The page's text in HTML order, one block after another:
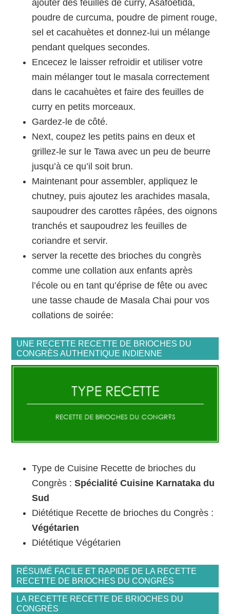
ajouter des feuilles de curry, Asafoetida,
poudre de curcuma, poudre de piment rouge,
sel et cacahuètes et donnez-lui un mélange
pendant quelques secondes.
Encecez le laisser refroidir et utiliser votre
main mélanger tout le masala correctement
dans le cacahuètes et faire des feuilles de
curry en petits morceaux.
Gardez-le de côté.
Next, coupez les petits pains en deux et
grillez-le sur le Tawa avec un peu de beurre
jusqu’à ce qu’il soit brun.
Maintenant pour assembler, appliquez le
chutney, puis ajoutez les arachides masala,
saupoudrer des carottes râpées, des oignons
tranchés et saupoudrez les feuilles de
coriandre et servir.
server la recette des brioches du congrès
comme une collation aux enfants après
l’école ou en tant qu’éprise de fête ou avec
une tasse chaude de Masala Chai pour vos
collations de soirée:
UNE RECETTE RECETTE DE BRIOCHES DU
CONGRÈS AUTHENTIQUE INDIENNE
Type de Cuisine Recette de brioches du
Congrès :Spécialité Cuisine Karnataka du
Sud
Diététique Recette de brioches du Congrès :
Végétarien
Diététique Végétarien
RÉSUMÉ FACILE ET RAPIDE DE LA RECETTE
RECETTE DE BRIOCHES DU CONGRÈS
LA RECETTE RECETTE DE BRIOCHES DU
CONGRÈS